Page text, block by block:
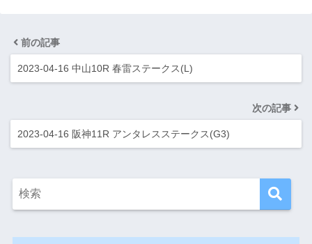
前の記事
2023-04-16 中山10R 春雷ステークス(L)
次の記事
2023-04-16 阪神11R アンタレスステークス(G3)